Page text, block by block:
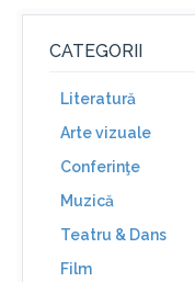
CATEGORII
Literatură
Arte vizuale
Conferinţe
Muzică
Teatru & Dans
Film